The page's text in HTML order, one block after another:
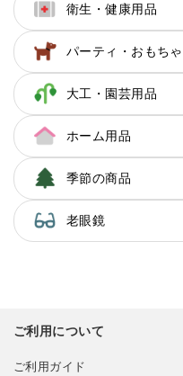
衛生・健康用品
パーティ・おもちゃ
大工・園芸用品
ホーム用品
季節の商品
老眼鏡
ご利用について
ご利用ガイド